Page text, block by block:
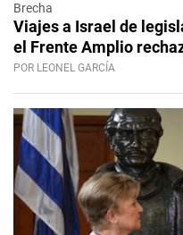
Brecha
Viajes a Israel de
el Frente Amplio
POR LEONEL GARCÍA